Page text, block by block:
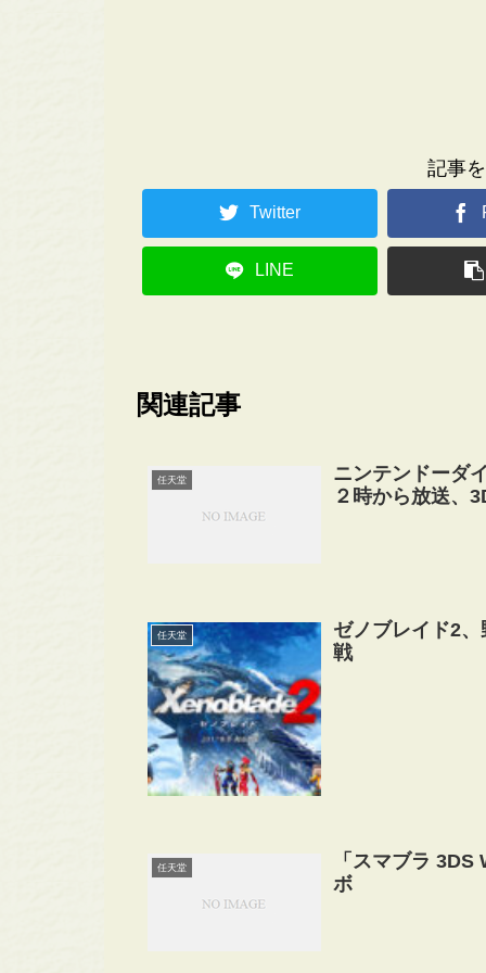
記事
Twitter
LINE
関連記事
任天堂
ニンテンドーダ
２時から放送、
任天堂
ゼノブレイド2
戦
任天堂
「スマブラ
ボ